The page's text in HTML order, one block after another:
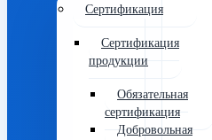
Сертификация
Сертификация
продукции
Обязательная
сертификация
Добровольная